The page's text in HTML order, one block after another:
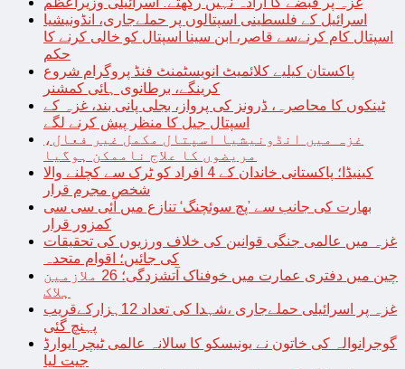
اسرائیل کے فلسطینی اسپتالوں پر حملےجاری، انڈونیشیا
اسپتال کام کرنےسے قاصر، ابن سینا اسپتال کو خالی کرنے کا
حکم
پاکستان کیلیے کلائمیٹ انویسٹمنٹ فنڈ پروگرام شروع
کرینگے، برطانوی ہائی کمشنر
ٹینکوں کا محاصرہ، ڈرونز کی پرواز، بجلی پانی بند، غزہ کے
اسپتال جیل کا منظر پیش کرنے لگے
غزہ میں انڈونیشیا اسپتال مکمل غیر فعال،
مریضوں کا علاج ناممکن ہوگیا
کینیڈا؛ پاکستانی خاندان کے 4 افراد کو ٹرک سے کچلنے والا
شخص مجرم قرار
بھارت کی جانب سے ’پچ سوئچنگ‘ تنازع میں آئی سی سی
کمزور قرار
غزہ میں عالمی جنگی قوانین کی خلاف ورزیوں کی تحقیقات
کی جائیں؛ اقوام متحدہ
چین میں دفتری عمارت میں خوفناک آتشزدگی؛ 26 ملازمین
ہلاک
غزہ پر اسرائیلی حملےجاری ،شہدا کی تعداد 12ہزارکےقریب
پہنچ گئی
گوجرانوالہ کی خاتون نے یونیسکو کا سالانہ عالمی ٹیچر ایوارڈ
جیت لیا